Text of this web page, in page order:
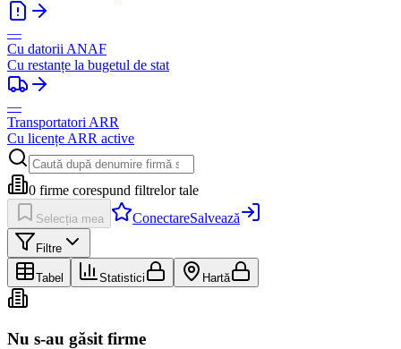
—
Cu datorii ANAF
Cu restanțe la bugetul de stat
—
Transportatori ARR
Cu licențe ARR active
0 firme corespund filtrelor tale
Selecția mea ConectareSalvează
Filtre
Tabel Statistici Hartă
Nu s-au găsit firme